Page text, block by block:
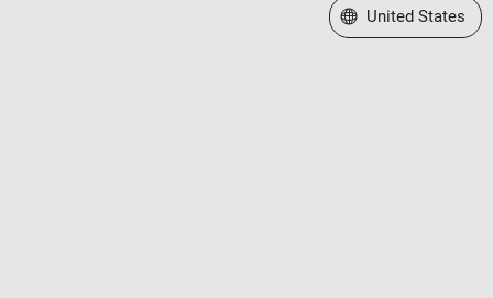
Select a Web Site
United States